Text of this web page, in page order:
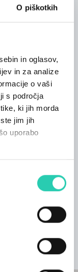
O piškotkih
in oglasov,
in za analize
o vaši
s področja
ki jih morda
jim jih
uporabo
fotografiranje.
obrazi
GO! 2025 je
na tej
povezavi
vseh
GO! 2025 v
organizatorja
ki vas